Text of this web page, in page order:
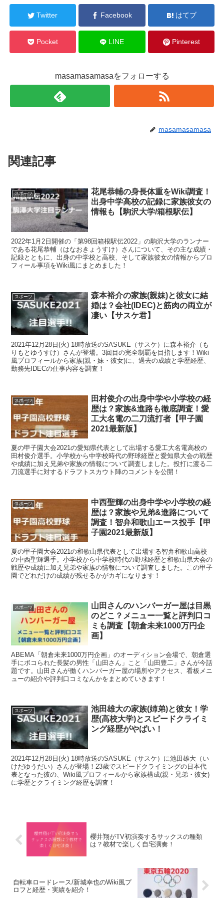
Twitter Facebook はてブ
Pocket LINE Pinterest
masamasamasaをフォローする
masamasamasa
関連記事
スポーツ
花尾恭輔の身長体重をWiki調査！
出身中学高校の記録に家族彼女の
情報も【駒沢大学/箱根駅伝】
2022年1月2日開催の「第98回箱根駅伝2022」の駒沢大学のランナー
である花尾恭輔（はなおきょうすけ）さんについて、その主な成績・
記録とともに、出身の中学校と高校、そして家族彼女の情報からプロ
フィール事項をWiki風にまとめました！
スポーツ
森本裕介の家族(親妹)と彼女に結
婚は？会社(IDEC)と筋肉の両立が
凄い【サスケ君】
2021年12月28日(火) 18時放送のSASUKE（サスケ）に森本裕介（も
りもとゆうすけ）さんが登場。3回目の完全制覇を目指します！Wiki
風プロフィールから家族(親・妹・彼女)に、過去の成績と学歴経歴、
勤務先IDECの仕事内容を調査！
スポーツ
田村俊介の出身中学や小学校の経
歴は？家族&進路も徹底調査！愛
工大名電の二刀流打者【甲子園
2021最新版】
夏の甲子園大会2021の愛知県代表として出場する愛工大名電高校の
田村俊介選手。小学校から中学校時代の野球経歴と愛知県大会の戦歴
や成績に加え兄弟や家族の情報について調査しました。投打に渡る二
刀流選手に対するドラフトスカウト陣のコメントを公開！
スポーツ
中西聖輝の出身中学や小学校の経
歴は？家族や兄弟&進路について
調査！智弁和歌山エース投手【甲
子園2021最新版】
夏の甲子園大会2021の和歌山県代表として出場する智弁和歌山高校
の中西聖輝選手。小学校から中学校時代の野球経歴と和歌山県大会の
戦歴や成績に加え兄弟や家族の情報について調査しました。この甲子
園でどれだけの成績が残せるかがカギになります！
スポーツ
山田さんのハンバーガー屋は目黒
のどこ？メニュー一覧と評判口コ
ミも調査【朝倉未来1000万円企
画】
ABEMA「朝倉未来1000万円企画」のオーディション会場で、朝倉選
手にボコられた長髪の男性「山田さん」こと「山田豊二」さんが今話
題です。山田さんが働くハンバーガー屋の場所やアクセス、看板メニ
ューの紹介や評判口コミなんかをまとめていきます！
スポーツ
池田雄大の家族(姉弟)と彼女！学
歴(高校大学)とスピードクライミ
ング経歴がやばい！
2021年12月28日(火) 18時放送のSASUKE（サスケ）に池田雄大（い
けだゆうだい）さんが登場！23歳でスピードクライミングの日本代
表となった彼の、Wiki風プロフィールから家族構成(親・兄弟・彼女)
に学歴とクライミング経歴を調査！
櫻井翔がTV初演奏するサックスの種類
は？教材で楽しく自宅演奏！
自転車ロードレース/新城幸也のWiki風プ
ロフと経歴・実績を紹介！